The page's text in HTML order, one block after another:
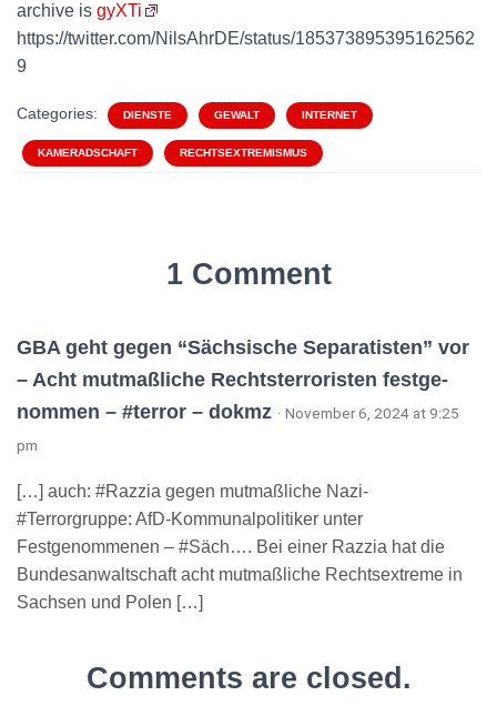
archive is gyXTi
https://twitter.com/NilsAhrDE/status/185373895395162562
9
Categories: DIENSTE GEWALT INTERNET
KAMERADSCHAFT RECHTSEXTREMISMUS
1 Comment
GBA geht gegen “Sächsische Separatisten” vor
– Acht mut­maß­liche Rechts­ter­r­o­risten fest­ge­
nommen – #terror – dokmz · November 6, 2024 at 9:25
pm
[…] auch: #Razzia gegen mutmaßliche Nazi-
#Terrorgruppe: AfD-Kommunalpolitiker unter
Festgenommenen – #Säch…. Bei einer Razzia hat die
Bundesanwaltschaft acht mutmaßliche Rechtsextreme in
Sachsen und Polen […]
Comments are closed.